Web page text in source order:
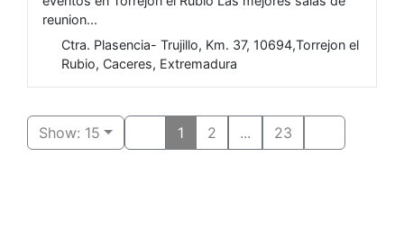
reunion...
Ctra. Plasencia- Trujillo, Km. 37, 10694,Torrejon el
Rubio, Caceres, Extremadura
Show: 15 1 2 ... 23